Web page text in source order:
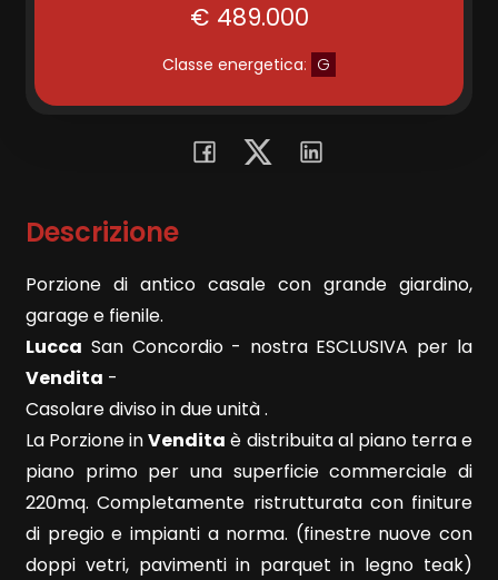
€ 489.000
Classe energetica: G
Descrizione
Porzione di antico casale con grande giardino,
garage e fienile.
Lucca San Concordio - nostra ESCLUSIVA per la
Vendita -
Casolare diviso in due unità .
La Porzione inVendita è distribuita al piano terra e
piano primo per una superficie commerciale di
220mq. Completamente ristrutturata con finiture
di pregio e impianti a norma. (finestre nuove con
doppi vetri, pavimenti in parquet in legno teak)
Totale
mq